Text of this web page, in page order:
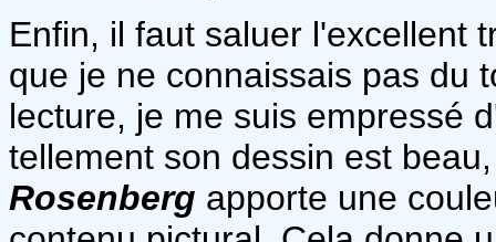
Enfin, il faut saluer l'excellent
que je ne connaissais pas du
lecture, je me suis empressé
tellement son dessin est
Rosenberg apporte une